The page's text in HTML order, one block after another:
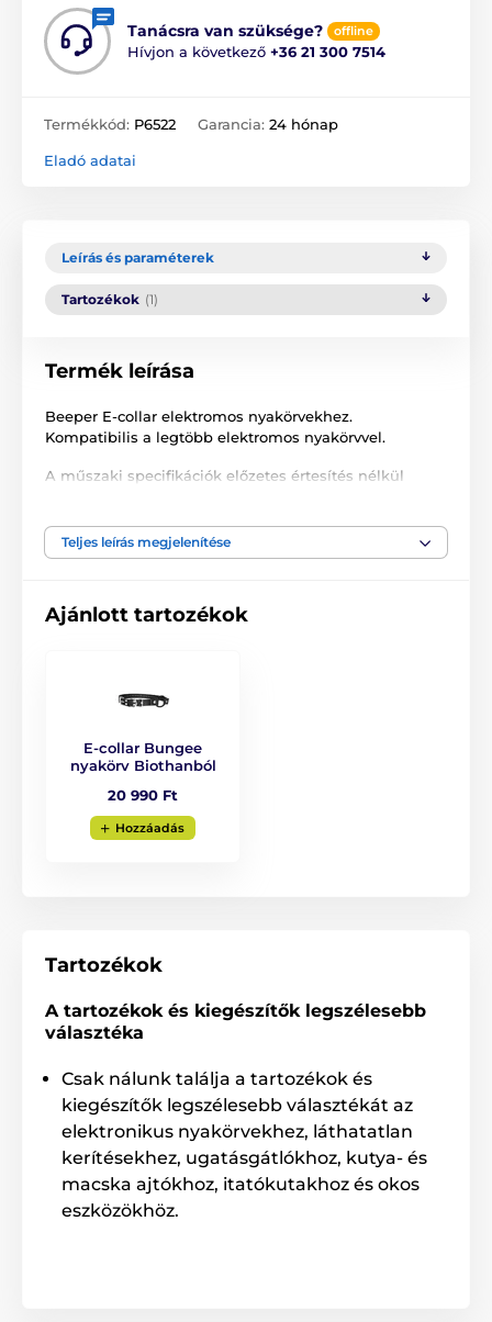
Tanácsra van szüksége? offline
Hívjon a következő +36 21 300 7514
Termékkód: P6522 Garancia: 24 hónap
Eladó adatai
Leírás és paraméterek
Tartozékok (1)
Termék leírása
Beeper E-collar elektromos nyakörvekhez.
Kompatibilis a legtöbb elektromos nyakörvvel.
A műszaki specifikációk előzetes értesítés nélkül
Tartozékok kiképző nyakörvek
Teljes leírás megjelenítése
Ajánlott tartozékok
E-collar Bungee
nyakörv Biothanból
20 990 Ft
Hozzáadás
Tartozékok
A tartozékok és kiegészítők legszélesebb
választéka
Csak nálunk találja a tartozékok és
kiegészítők legszélesebb választékát az
elektronikus nyakörvekhez, láthatatlan
kerítésekhez, ugatásgátlókhoz, kutya- és
macska ajtókhoz, itatókutakhoz és okos
eszközökhöz.